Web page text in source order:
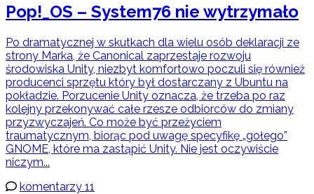
Pop!_OS – System76 nie wytrzymało
Po dramatycznej w skutkach dla wielu osób deklaracji ze
strony Marka, że Canonical zaprzestaje rozwoju
środowiska Unity, niezbyt komfortowo poczuli się również
producenci sprzętu który był dostarczany z Ubuntu na
pokładzie. Porzucenie Unity oznacza, że trzeba po raz
kolejny przekonywać całe rzesze odbiorców do zmiany
przyzwyczajeń. Co może być przeżyciem
traumatycznym, biorąc pod uwagę specyfikę „gołego”
GNOME, które ma zastąpić Unity. Nie jest oczywiście
niczym...
komentarzy 11